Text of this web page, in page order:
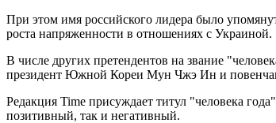
При этом имя российского лидера было
роста напряженности в отношениях с Украиной.
В числе других претендентов на звание
президент Южной Кореи Мун Чжэ Ин и
Редакция Time присуждает титул "человека
позитивный, так и негативный.